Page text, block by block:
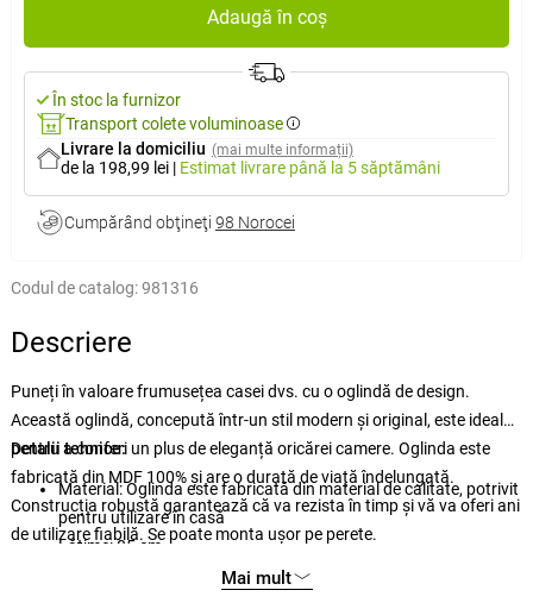
Adaugă în coș
În stoc la furnizor
Transport colete voluminoase
Livrare la domiciliu (mai multe informații)
de la 198,99 lei | Estimat livrare până la 5 săptămâni
Cumpărând obţineţi 98 Norocei
Codul de catalog:981316
Descriere
Puneți în valoare frumusețea casei dvs. cu o oglindă de design.
Această oglindă, concepută într-un stil modern și original, este ideală
pentru a conferi un plus de eleganță oricărei camere. Oglinda este
fabricată din MDF 100% și are o durată de viață îndelungată.
Construcția robustă garantează că va rezista în timp și vă va oferi ani
de utilizare fiabilă. Se poate monta ușor pe perete.
Detalii tehnice:
Material: Oglinda este fabricată din material de calitate, potrivit
pentru utilizare în casă
Lățime: 85 cm
Mai mult